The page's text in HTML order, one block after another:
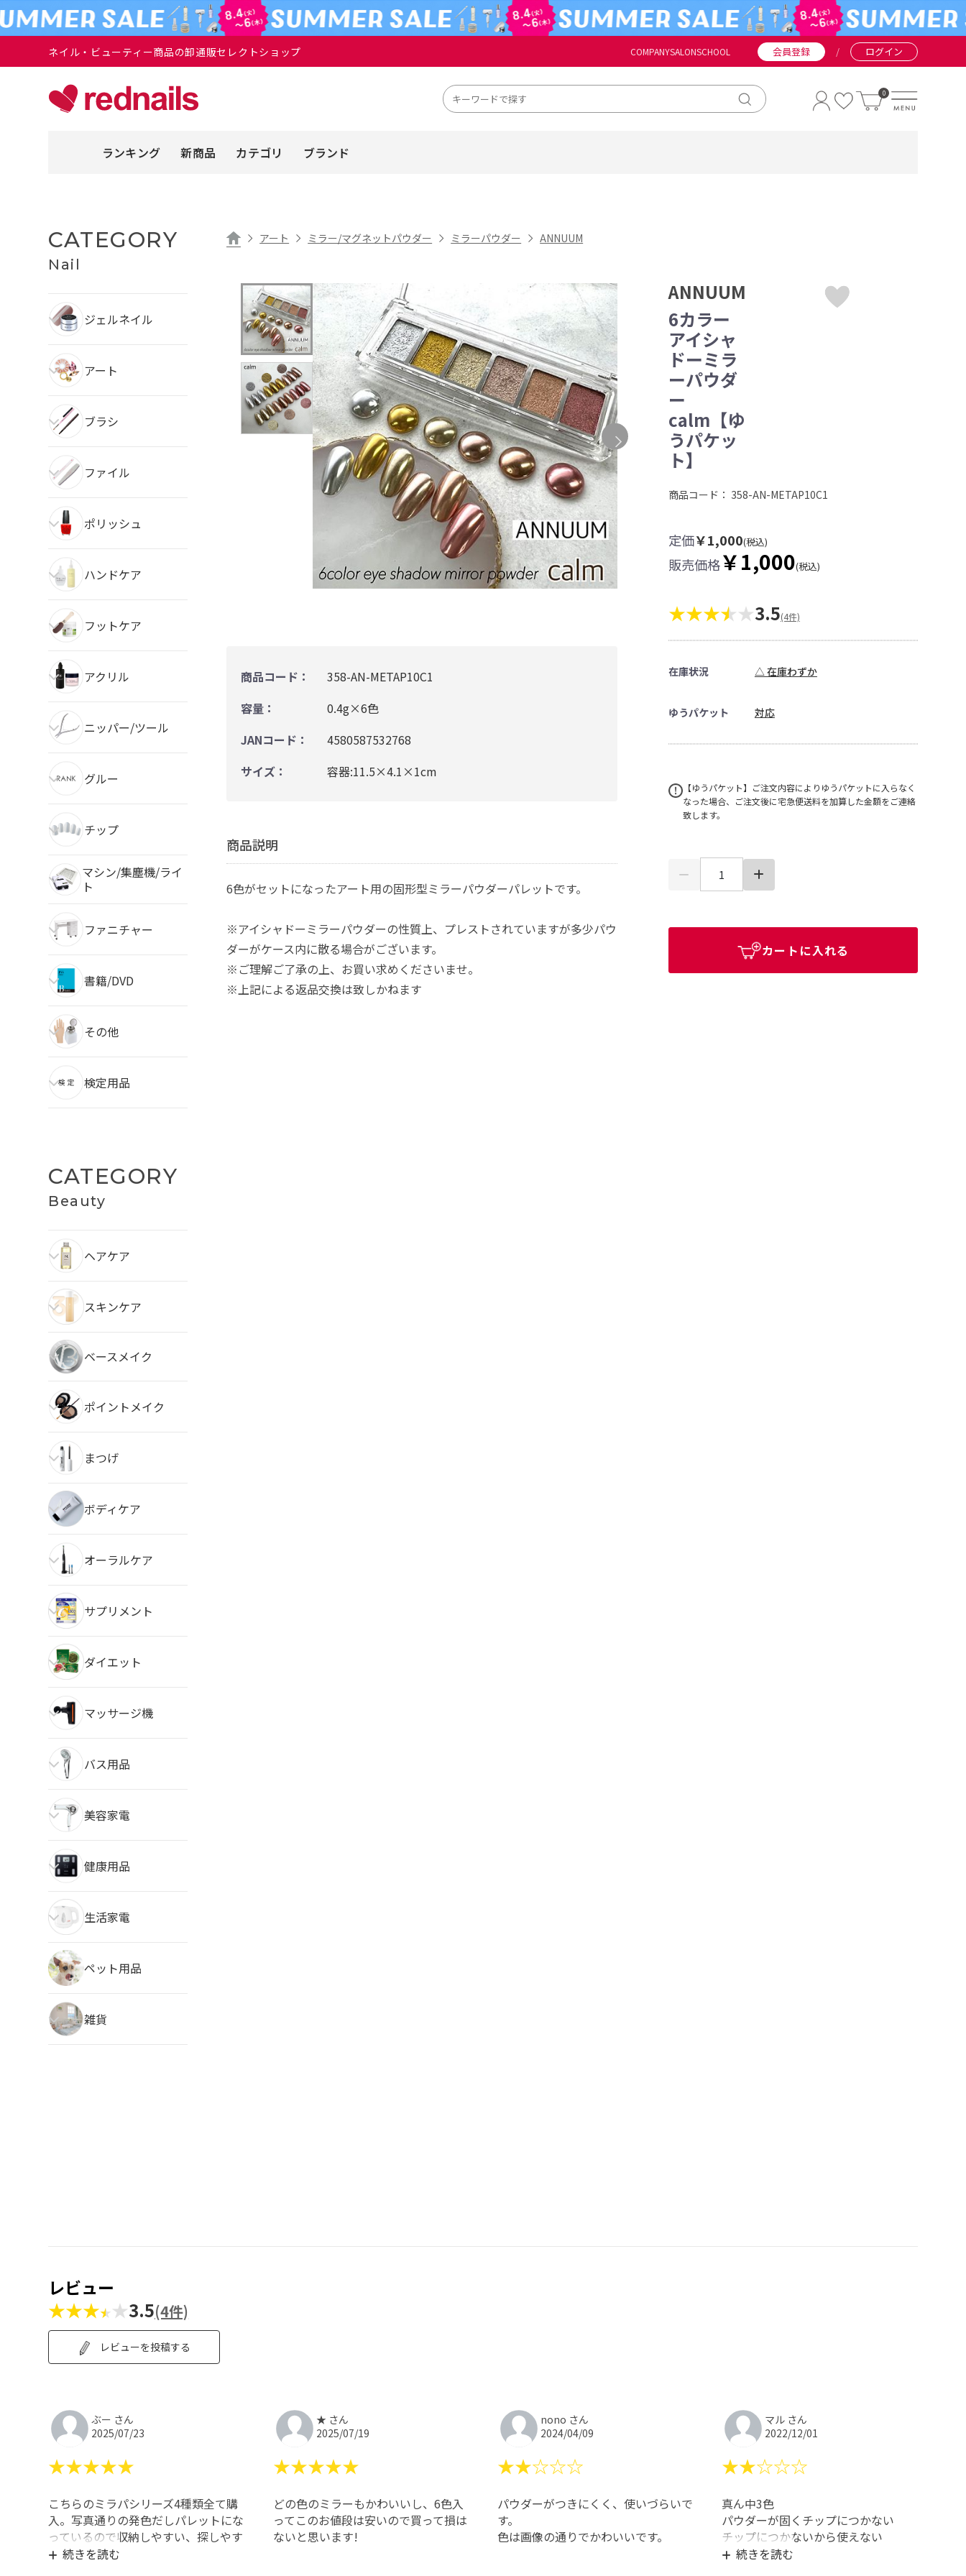
ネイル・ビューティー商品の卸通販セレクトショップ COMPANYSALONSCHOOL 会員登録 / ログイン
0
ランキング 新商品 カテゴリ ブランド
CATEGORY
Nail
ジェルネイル
アート
ブラシ
ファイル
ポリッシュ
ハンドケア
フットケア
アクリル
ニッパー/ツール
グルー
チップ
マシン/集塵機/ライ
ト
ファニチャー
書籍/DVD
その他
検定用品
CATEGORY
Beauty
ヘアケア
スキンケア
ベースメイク
ポイントメイク
まつげ
ボディケア
オーラルケア
サプリメント
ダイエット
マッサージ機
バス用品
美容家電
健康用品
生活家電
ペット用品
雑貨
アート ミラー/マグネットパウダー ミラーパウダー ANNUUM
商品コード：
358-AN-METAP10C1
容量：
0.4g×6色
JANコード：
4580587532768
サイズ：
容器:11.5×4.1×1cm
商品説明
6色がセットになったアート用の固形型ミラーパウダーパレットです。
※アイシャドーミラーパウダーの性質上、プレストされていますが多少パウ
ダーがケース内に散る場合がございます。
※ご理解ご了承の上、お買い求めくださいませ。
※上記による返品交換は致しかねます
ANNUUM
6カラー
アイシャ
ドーミラ
ーパウダ
ー
calm【ゆ
うパケッ
ト】
商品コード： 358-AN-METAP10C1
定価￥1,000(税込)
販売価格￥1,000(税込)
★★★ ★3.5(4件)
在庫状況 △ 在庫わずか
ゆうパケット 対応
【ゆうパケット】ご注文内容によりゆうパケットに入らなく
なった場合、ご注文後に宅急便送料を加算した金額をご連絡
致します。
カートに入れる
レビュー
★★★ ★3.5(4件)
レビューを投稿する
ぶー さん
2025/07/23
★★★★★
こちらのミラパシリーズ4種類全て購
入。写真通りの発色だしパレットにな
っているので収納しやすい、探しやす
い!付属のチップでやると付きずらい
続きを読む
★ さん
2025/07/19
★★★★★
どの色のミラーもかわいいし、6色入
ってこのお値段は安いので買って損は
ないと思います!
nono さん
2024/04/09
★★☆☆☆
パウダーがつきにくく、使いづらいで
す。
色は画像の通りでかわいいです。
マル さん
2022/12/01
★★☆☆☆
真ん中3色
パウダーが固くチップにつかない
チップにつかないから使えない
試しに指の腹でも試したけど
続きを読む